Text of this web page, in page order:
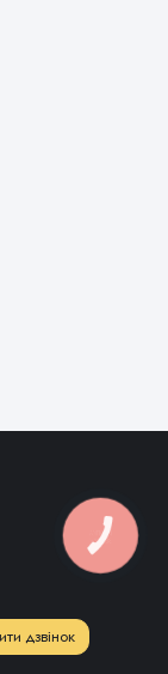
дзвінок